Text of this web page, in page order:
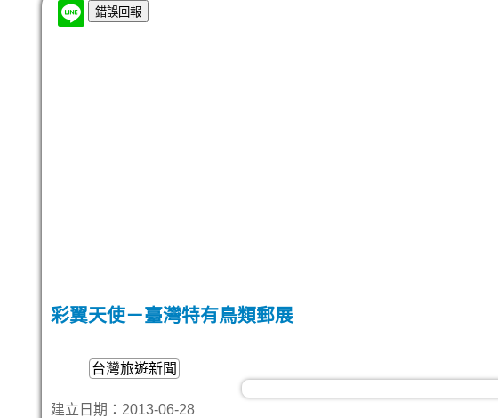
彩翼天使－臺灣特有鳥類郵展
台灣旅遊新聞
建立日期：2013-06-28